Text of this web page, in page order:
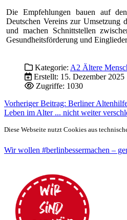
Die Empfehlungen bauen auf
Deutschen Vereins zur Umsetzung
und machen Schnittstellen
Gesundheitsförderung und
Kategorie: A2 Ältere
Erstellt: 15. Dezember 2025
Zugriffe: 1030
Vorheriger Beitrag: Berliner
Leben im Alter ... nicht weiter
Diese Webseite nutzt Cookies aus
Wir wollen #berlinbessermachen –